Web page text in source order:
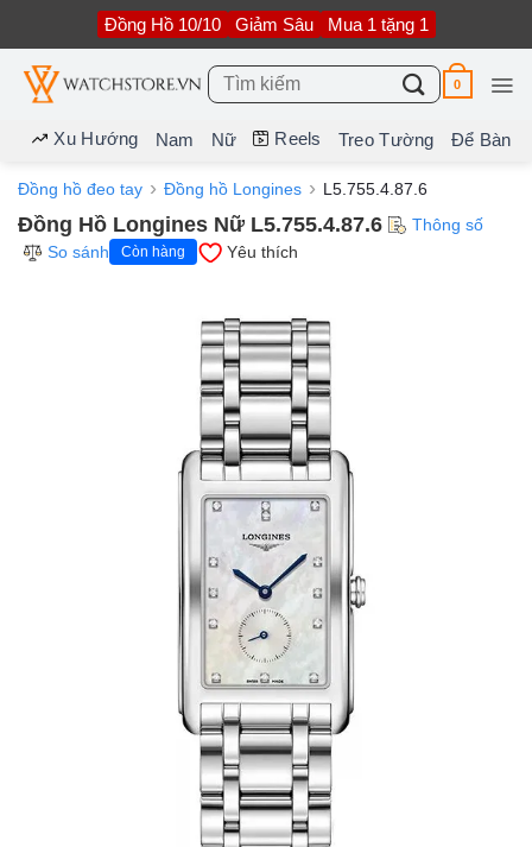
nội
dung
Đồng Hồ 10/10 Giảm Sâu Mua 1 tặng 1
Tìm
kiếm:
0
Xu Hướng Nam Nữ Reels Treo Tường Để Bàn
Đồng hồ đeo tay Đồng hồ Longines L5.755.4.87.6
Đồng Hồ Longines Nữ L5.755.4.87.6
Thông số
So sánh
Còn hàng Yêu thích